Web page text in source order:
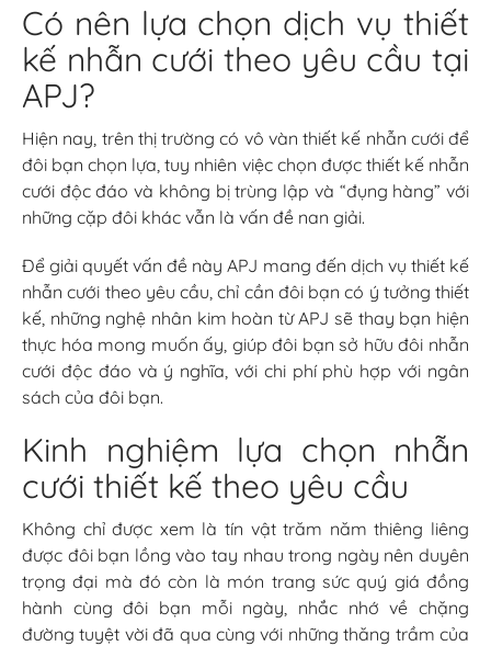
Có nên lựa chọn dịch vụ thiết
kế nhẫn cưới theo yêu cầu tại
APJ?
Hiện nay, trên thị trường có vô vàn thiết kế nhẫn cưới để
đôi bạn chọn lựa, tuy nhiên việc chọn được thiết kế nhẫn
cưới độc đáo và không bị trùng lập và “đụng hàng” với
những cặp đôi khác vẫn là vấn đề nan giải.
Để giải quyết vấn đề này APJ mang đến dịch vụ thiết kế
nhẫn cưới theo yêu cầu, chỉ cần đôi bạn có ý tưởng thiết
kế, những nghệ nhân kim hoàn từ APJ sẽ thay bạn hiện
thực hóa mong muốn ấy, giúp đôi bạn sở hữu đôi nhẫn
cưới độc đáo và ý nghĩa, với chi phí phù hợp với ngân
sách của đôi bạn.
Kinh nghiệm lựa chọn nhẫn
cưới thiết kế theo yêu cầu
Không chỉ được xem là tín vật trăm năm thiêng liêng
được đôi bạn lồng vào tay nhau trong ngày nên duyên
trọng đại mà đó còn là món trang sức quý giá đồng
hành cùng đôi bạn mỗi ngày, nhắc nhớ về chặng
đường tuyệt vời đã qua cùng với những thăng trầm của